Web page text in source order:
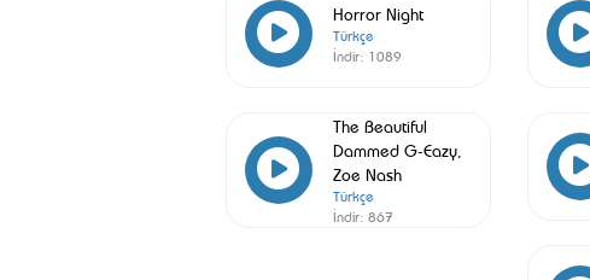
Horror Night
Türkçe
İndir: 1089
The Beautiful
Dammed G-Eazy,
Zoe Nash
Türkçe
İndir: 867